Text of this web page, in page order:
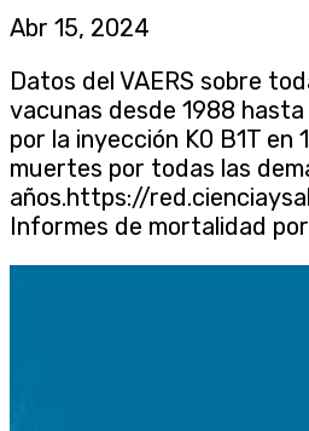
Abr 15, 2024
Datos del VAERS sobre
vacunas desde 1988
por la inyección K0 B1T en
muertes por todas las
años.https://
Informes de mortalidad por